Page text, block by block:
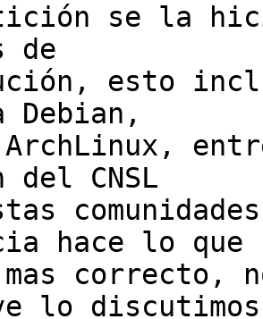
se la
de
esto
ArchLinux,
CNSL
hace lo que
correcto,
lo